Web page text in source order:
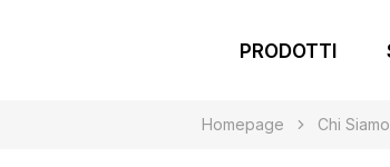
PRODOTTI
Homepage Chi Siamo